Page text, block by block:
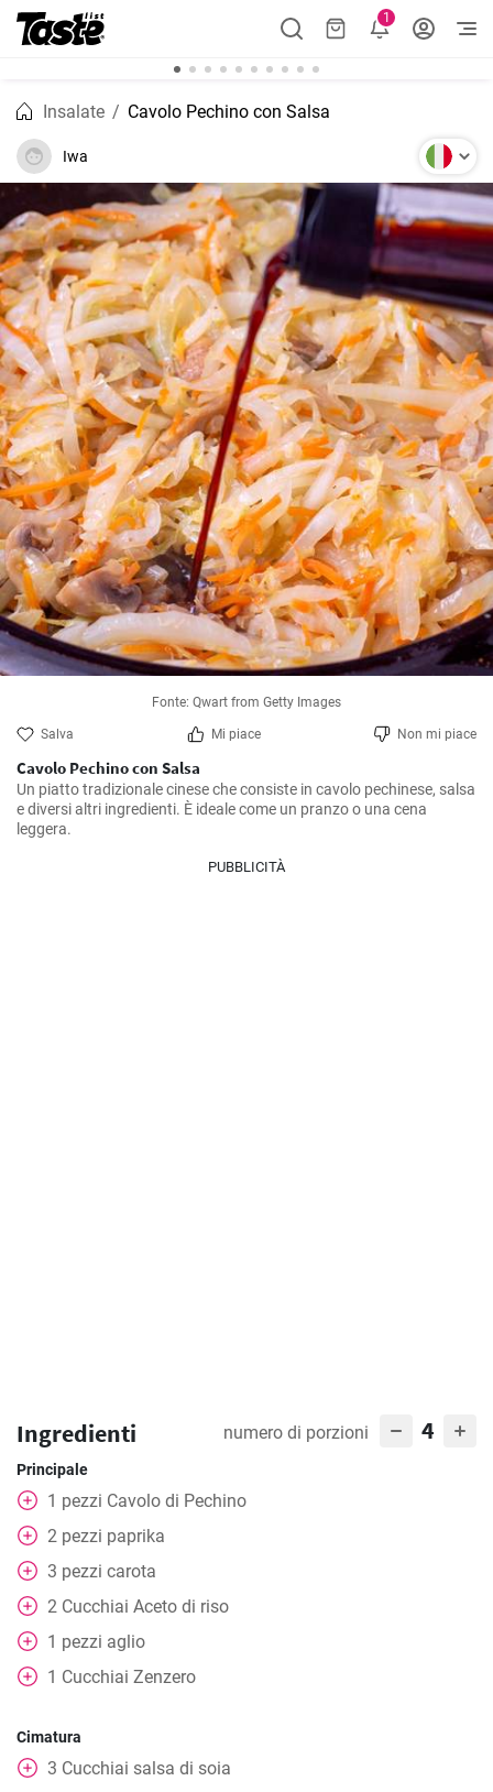
1
Insalate Cavolo Pechino con Salsa
Iwa
Fonte: Qwart from Getty Images
Salva Mi piace Non mi piace
Cavolo Pechino con Salsa
Un piatto tradizionale cinese che consiste in cavolo pechinese, salsa
e diversi altri ingredienti. È ideale come un pranzo o una cena
leggera.
PUBBLICITÀ
Ingredienti numero di porzioni 4
Principale
1 pezzi Cavolo di Pechino
2 pezzi paprika
3 pezzi carota
2 Cucchiai Aceto di riso
1 pezzi aglio
1 Cucchiai Zenzero
Cimatura
3 Cucchiai salsa di soia